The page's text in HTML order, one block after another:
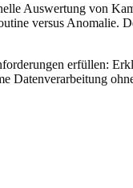
Auswertung von
versus
erfüllen:
Datenverarbeitung